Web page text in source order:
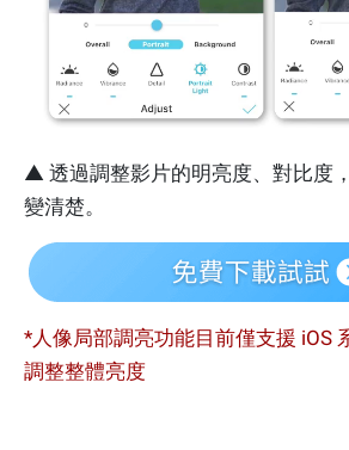
▲ 透過調整影片的明亮度、對比度
變清楚。
*人像局部調亮功能目前僅支援 iOS
調整整體亮度